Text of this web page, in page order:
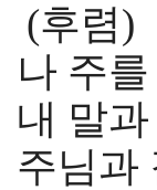
(후렴)
나 주
내 말
주님과